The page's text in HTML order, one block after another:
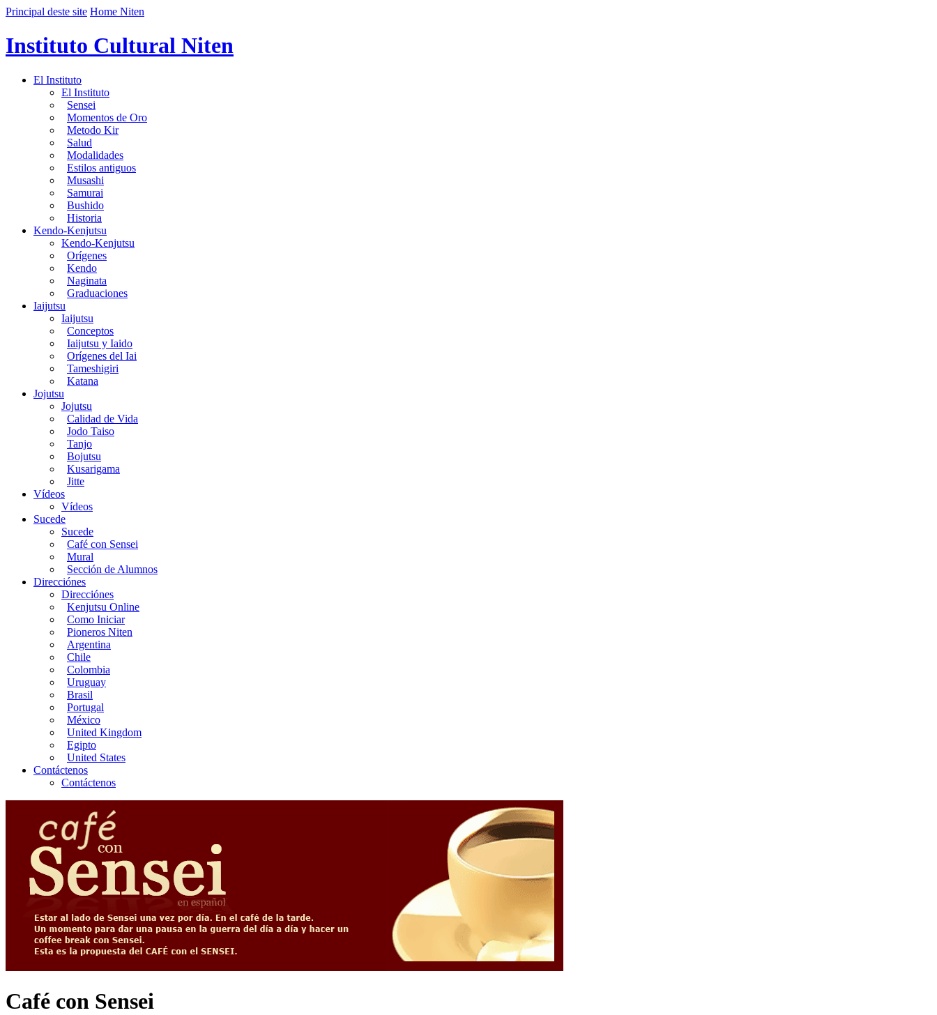
Principal deste site Home Niten
Instituto Cultural Niten
El Instituto
El Instituto
Sensei
Momentos de Oro
Metodo Kir
Salud
Modalidades
Estilos antiguos
Musashi
Samurai
Bushido
Historia
Kendo-Kenjutsu
Kendo-Kenjutsu
Orígenes
Kendo
Naginata
Graduaciones
Iaijutsu
Iaijutsu
Conceptos
Iaijutsu y Iaido
Orígenes del Iai
Tameshigiri
Katana
Jojutsu
Jojutsu
Calidad de Vida
Jodo Taiso
Tanjo
Bojutsu
Kusarigama
Jitte
Vídeos
Vídeos
Sucede
Sucede
Café con Sensei
Mural
Sección de Alumnos
Direcciónes
Direcciónes
Kenjutsu Online
Como Iniciar
Pioneros Niten
Argentina
Chile
Colombia
Uruguay
Brasil
Portugal
México
United Kingdom
Egipto
United States
Contáctenos
Contáctenos
Café con Sensei